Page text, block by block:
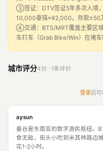
③签证：DTV签证5年多次入境
10,000泰铢≈¥2,000。存款≥50
④交通：BTS/MRT覆盖主要区
车打车（Grab Bike/Win）在堵车
城市评分4分 · 1条评价
登录后可
aysun
曼谷是东南亚的数字游民枢纽。
食无敌，街头小吃到米其林路边
花1-2小时。